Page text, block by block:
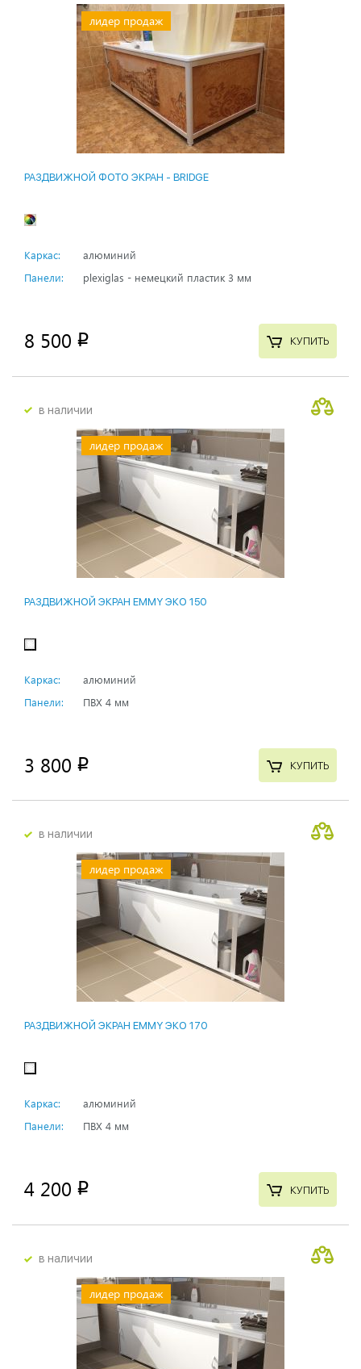
лидер продаж
РАЗДВИЖНОЙ ФОТО ЭКРАН - BRIDGE
Каркас:
алюминий
Панели:
plexiglas - немецкий пластик 3 мм
8 500 p КУПИТЬ
в наличии
лидер продаж
РАЗДВИЖНОЙ ЭКРАН EMMY ЭКО 150
Каркас:
алюминий
Панели:
ПВХ 4 мм
3 800 p КУПИТЬ
в наличии
лидер продаж
РАЗДВИЖНОЙ ЭКРАН EMMY ЭКО 170
Каркас:
алюминий
Панели:
ПВХ 4 мм
4 200 p КУПИТЬ
в наличии
лидер продаж